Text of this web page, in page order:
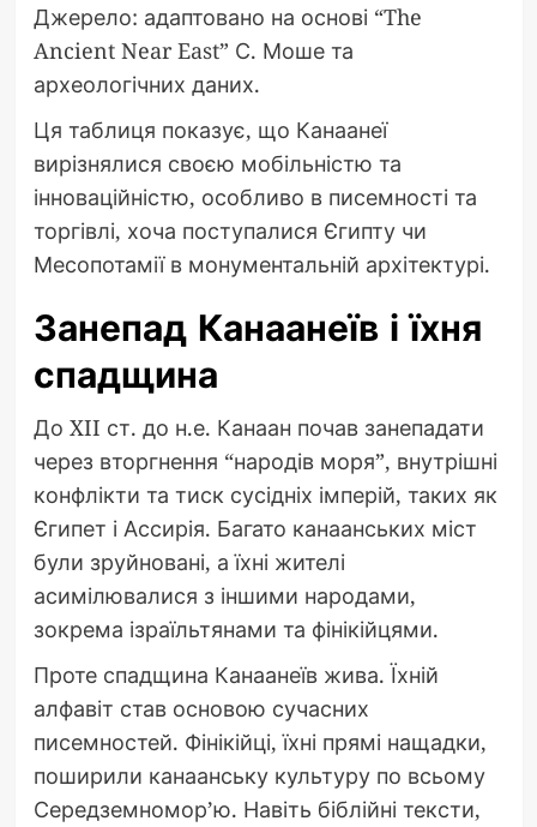
Джерело: адаптовано на основі “The
Ancient Near East” С. Моше та
археологічних даних.
Ця таблиця показує, що Канаанеї
вирізнялися своєю мобільністю та
інноваційністю, особливо в писемності та
торгівлі, хоча поступалися Єгипту чи
Месопотамії в монументальній архітектурі.
Занепад Канаанеїв і їхня
спадщина
До XII ст. до н.е. Канаан почав занепадати
через вторгнення “народів моря”, внутрішні
конфлікти та тиск сусідніх імперій, таких як
Єгипет і Ассирія. Багато канаанських міст
були зруйновані, а їхні жителі
асимілювалися з іншими народами,
зокрема ізраїльтянами та фінікійцями.
Проте спадщина Канаанеїв жива. Їхній
алфавіт став основою сучасних
писемностей. Фінікійці, їхні прямі нащадки,
поширили канаанську культуру по всьому
Середземномор’ю. Навіть біблійні тексти,